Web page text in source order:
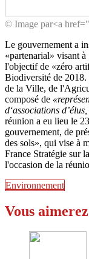
© Image par<a
Le gouvernement a
«partenarial» visant à
l'objectif de «zéro
Biodiversité de 2018.
de la Ville, de
composé de
d‘associations
réunion a eu lieu le
gouvernement, de
des sols», qui vise à
France Stratégie sur
l'occasion de la
Environnement
Vous